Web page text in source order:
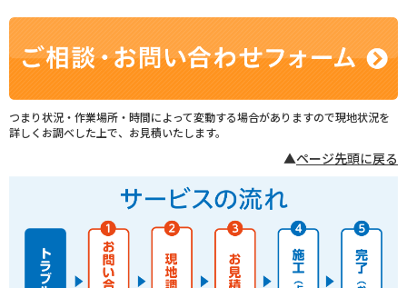
つまり状況・作業場所・時間によって変動する場合がありますので現地状況を
詳しくお調べした上で、お見積いたします。
▲ページ先頭に戻る